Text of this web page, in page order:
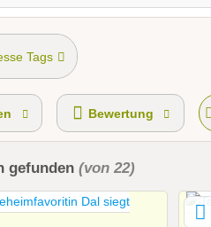
Tags
Bewertung
gefunden (von 22)